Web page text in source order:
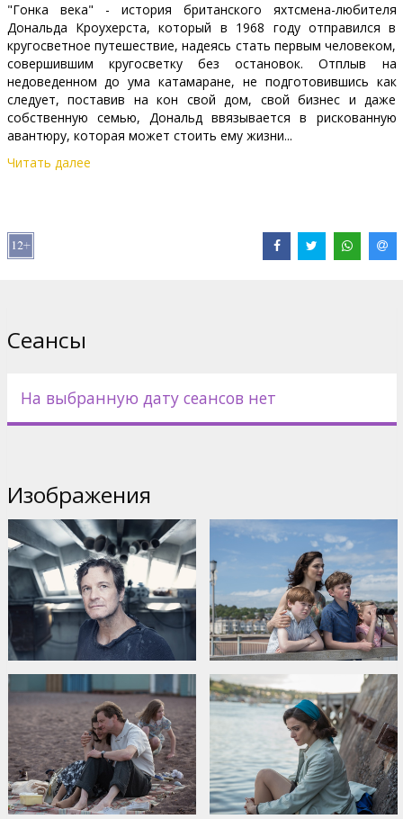
"Гонка века" - история британского яхтсмена-любителя
Дональда Кроухерста, который в 1968 году отправился в
кругосветное путешествие, надеясь стать первым человеком,
совершившим кругосветку без остановок. Отплыв на
недоведенном до ума катамаране, не подготовившись как
следует, поставив на кон свой дом, свой бизнес и даже
собственную семью, Дональд ввязывается в рискованную
авантюру, которая может стоить ему жизни...
Фильм на английском языке с субтитрами на латышском и
Дистрибьютор:
Читать далее
Сеансы
На выбранную дату сеансов нет
Изображения